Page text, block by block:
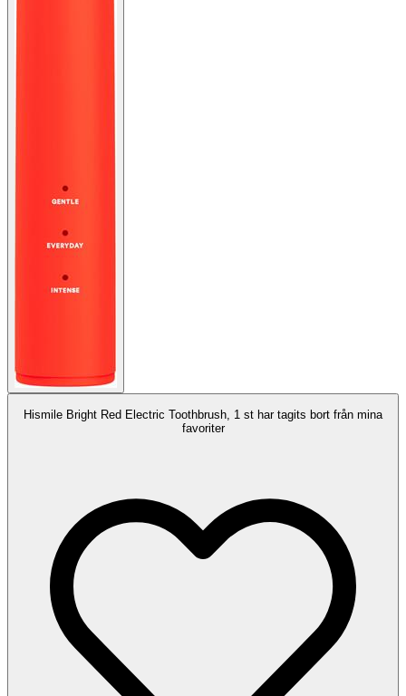
Hismile Bright Red Electric Toothbrush, 1 st har tagits bort från mina
favoriter